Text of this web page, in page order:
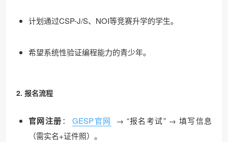
计划通过CSP-J/S、NOI等竞赛升学的学生。
希望系统性验证编程能力的青少年。
2. 报名流程
官网注册： GESP官网
→ “报名考试” → 填写信息
（需实名+证件照）。